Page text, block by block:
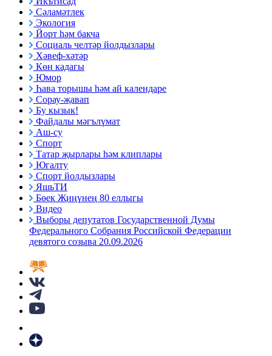
Сәламәтлек
Экология
Йорт һәм бакча
Социаль челтәр йолдызлары
Хәвеф-хәтәр
Көн кадагы
Юмор
Һава торышы һәм ай календаре
Сорау-җавап
Бу кызык!
Файдалы мәгълүмат
Аш-су
Спорт
Татар җырлары һәм клиплары
Югалту
Спорт йолдызлары
ЯшьТИ
Бөек Җиңүнең 80 еллыгы
Видео
Выборы депутатов Государственной Думы
Федерального Собрания Российской Федерации
девятого созыва 20.09.2026